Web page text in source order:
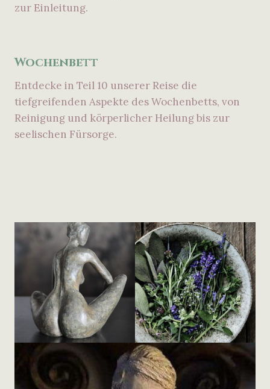
zur Einleitung.
Wochenbett
Entdecke in Teil 10 unserer Reise die
tiefgreifenden Aspekte des Wochenbetts, von
Reinigung und körperlicher Heilung bis zur
seelischen Fürsorge.